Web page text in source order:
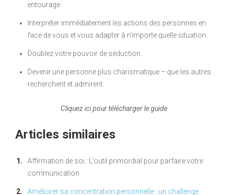
entourage.
Interpréter immédiatement les actions des personnes en
face de vous et vous adapter à n’importe quelle situation.
Doublez votre pouvoir de séduction.
Devenir une personne plus charismatique – que les autres
recherchent et admirent.
Cliquez ici pour télécharger le guide
Articles similaires
Affirmation de soi : L’outil primordial pour parfaire votre
communication
Améliorer sa concentration personnelle : un challenge